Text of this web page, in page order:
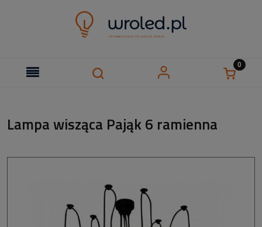
Lampa wisząca Pająk 6 ramienna